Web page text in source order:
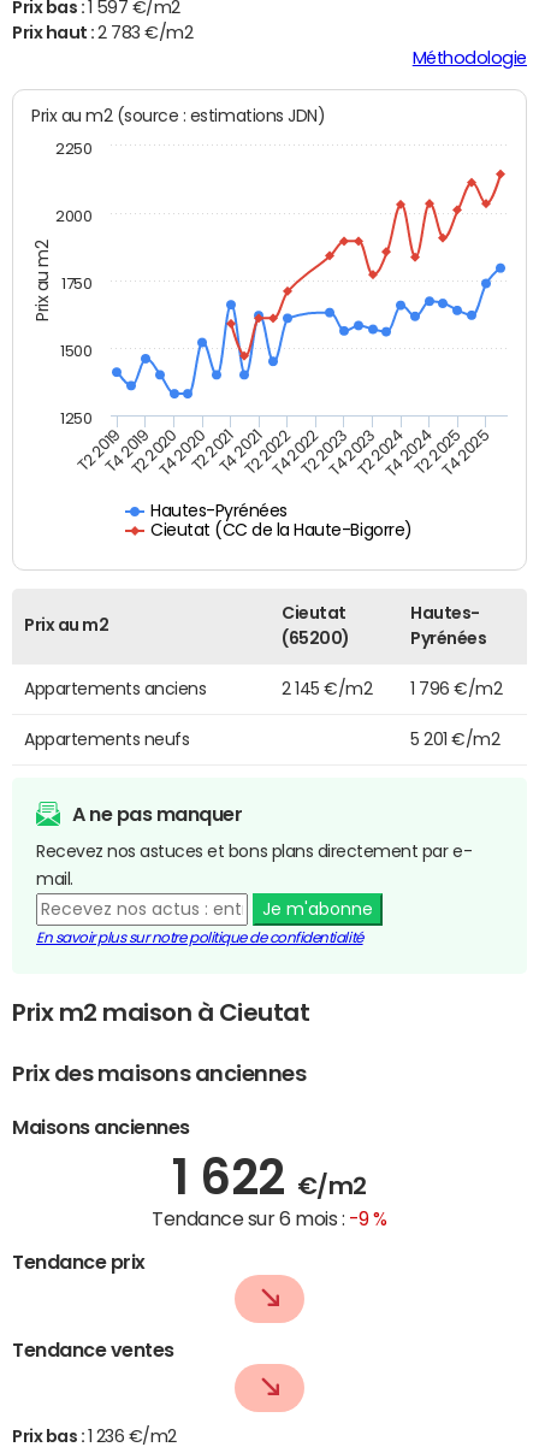
Prix bas : 1 597 €/m2
Prix haut :2 783 €/m2
Méthodologie
Prix au m2
Prix au m2 (source : estimations JDN)
Hautes-Pyrénées
Cieutat (CC de la Haute-Bigorre)
T2 2019T4 2019T2 2020T4 2020T2 2021T4 2021T2 2022T4 2022T2 2023T4 2023T2 2024T4 2024T2 2025T4 2025
1250
1500
1750
2000
2250
Prix au m2
Cieutat
(65200)
Hautes-
Pyrénées
Appartements anciens 2 145 €/m2 1 796 €/m2
Appartements neufs 5 201 €/m2
A ne pas manquer
Recevez nos astuces et bons plans directement par e-
mail.
Je m'abonne
En savoir plus sur notre politique de confidentialité
Prix m2 maison à Cieutat
Prix des maisons anciennes
Maisons anciennes
1 622 €/m2
Tendance sur 6 mois : -9 %
Tendance prix
Tendance ventes
Prix bas :
1 236 €/m2